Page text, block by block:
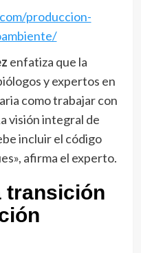
produccion-
enfatiza que la
y expertos en
como trabajar con
visión integral de
incluir el código
afirma el experto.
transición